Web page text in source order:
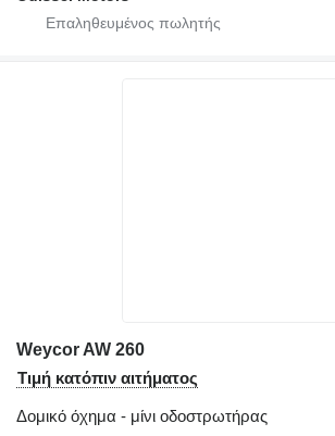
Weycor AW 260
Τιμή κατόπιν αιτήματος
Δομικό όχημα - μίνι οδοστρωτήρας